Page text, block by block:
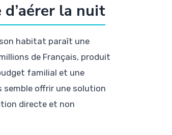
la nuit
habitat paraît une
de Français, produit
familial et une
semble offrir une solution
directe et non